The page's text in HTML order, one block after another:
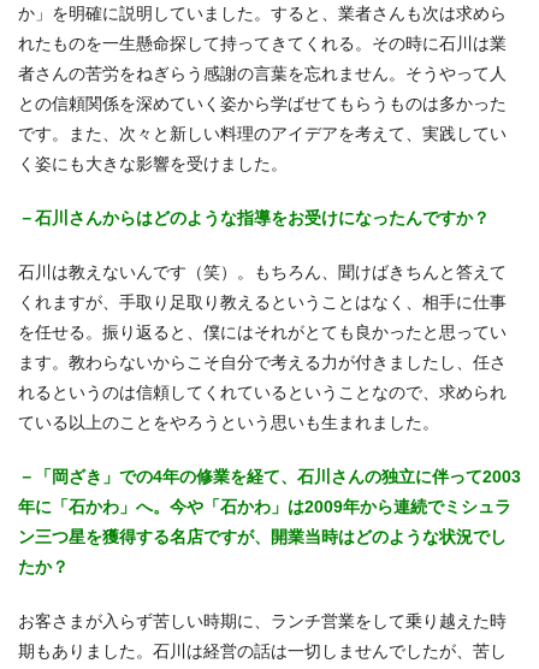
か」を明確に説明していました。すると、業者さんも次は求めら
れたものを一生懸命探して持ってきてくれる。その時に石川は業
者さんの苦労をねぎらう感謝の言葉を忘れません。そうやって人
との信頼関係を深めていく姿から学ばせてもらうものは多かった
です。また、次々と新しい料理のアイデアを考えて、実践してい
く姿にも大きな影響を受けました。
－石川さんからはどのような指導をお受けになったんですか？
石川は教えないんです（笑）。もちろん、聞けばきちんと答えて
くれますが、手取り足取り教えるということはなく、相手に仕事
を任せる。振り返ると、僕にはそれがとても良かったと思ってい
ます。教わらないからこそ自分で考える力が付きましたし、任さ
れるというのは信頼してくれているということなので、求められ
ている以上のことをやろうという思いも生まれました。
－「岡ざき」での4年の修業を経て、石川さんの独立に伴って2003
年に「石かわ」へ。今や「石かわ」は2009年から連続でミシュラ
ン三つ星を獲得する名店ですが、開業当時はどのような状況でし
たか？
お客さまが入らず苦しい時期に、ランチ営業をして乗り越えた時
期もありました。石川は経営の話は一切しませんでしたが、苦し